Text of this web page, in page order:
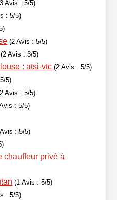
Avis : 5/5)
: 5/5)
(2 Avis : 5/5)
(2 Avis : 3/5)
: atsi-vtc (2 Avis : 5/5)
5)
Avis : 5/5)
: 5/5)
: 5/5)
chauffeur privé à
(1 Avis : 5/5)
: 5/5)